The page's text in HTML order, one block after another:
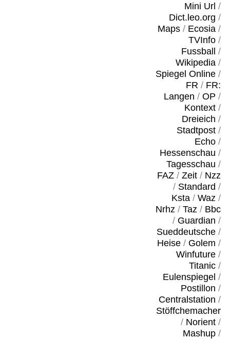
Mini Url /
Dict.leo.org /
Maps/ Ecosia/
TVInfo/
Fussball
/
Wikipedia/
Spiegel Online/
FR / FR:
Langen / OP /
Kontext/
Dreieich /
Stadtpost/
Echo/
Hessenschau /
Tagesschau /
FAZ/ Zeit/ Nzz
/ Standard /
Ksta/ Waz/
Nrhz/ Taz/ Bbc
/ Guardian /
Sueddeutsche/
Heise/ Golem /
Winfuture/
Titanic/
Eulenspiegel /
Postillon /
Centralstation /
Stöffchemacher
/ Norient/
Mashup/